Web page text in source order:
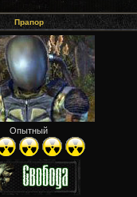
Прапор
Опытный